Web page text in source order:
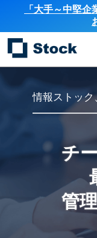
「大手～中堅
情報ストッ
チ
管